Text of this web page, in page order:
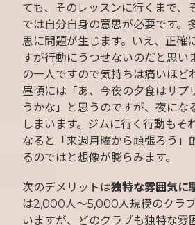
ても、そのレッスンに行くまで、
では自分自身の意思が必要です。
思に問題が生じます。いえ、正確
すが行動にうつせないのだと思い
の一人ですので気持ちは痛いほど
昼頃には「あ、今夜の夕食はサプ
うかな」と思うのですが、夜にな
しまいます。ジムに行く行動もそ
なると「来週月曜から頑張ろう」
るのではと想像が膨らみます。
次のデメリットは独特な雰囲気に
は2,000人～5,000人規模のクラ
いますが、どのクラブも独特な雰